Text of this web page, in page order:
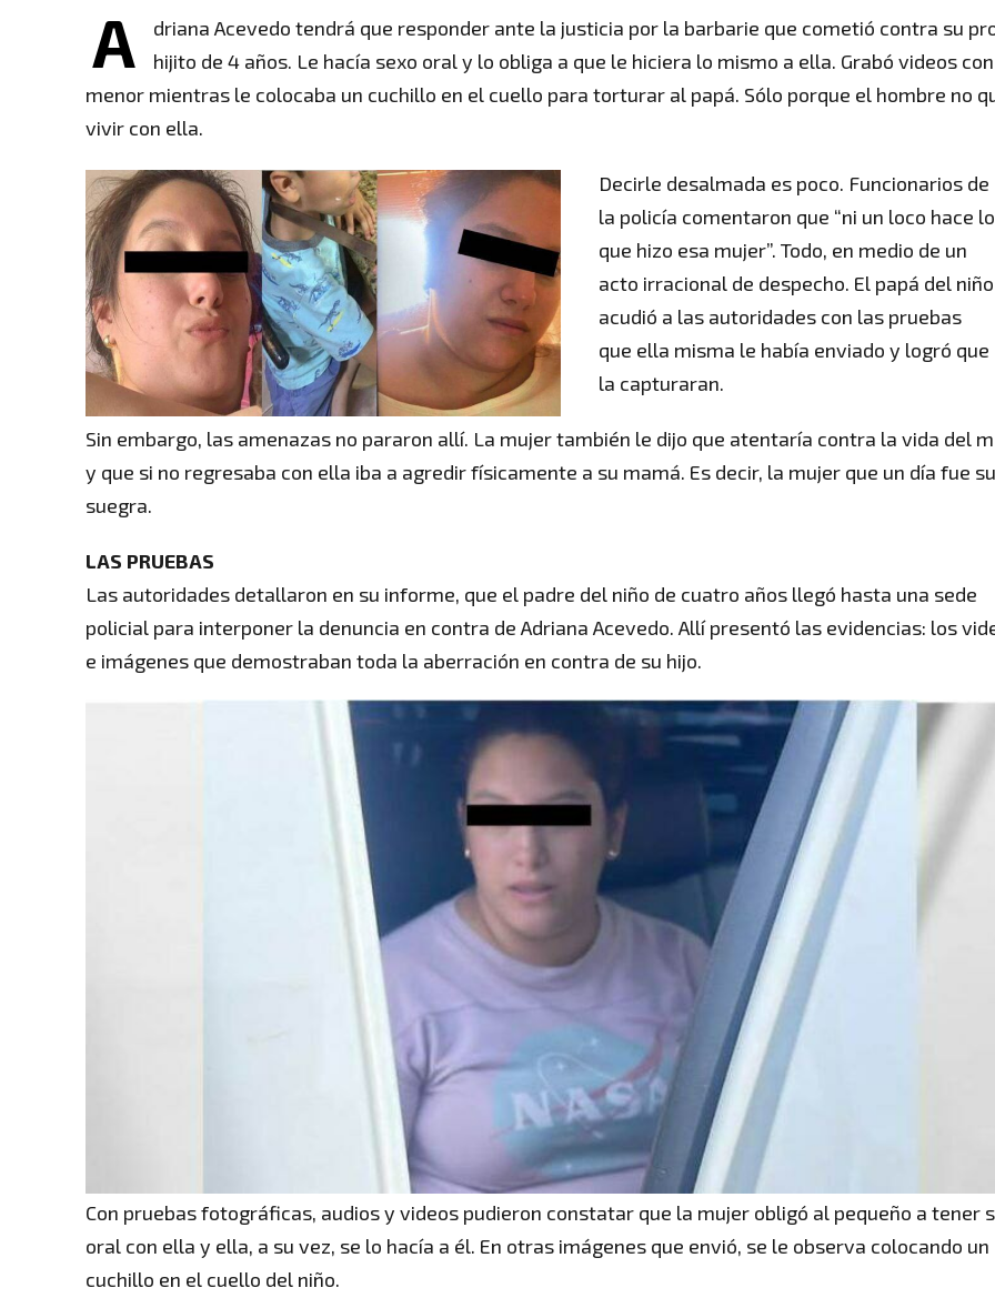
A
driana Acevedo tendrá que responder ante la justicia por la barbarie que cometió contra su
hijito de 4 años. Le hacía sexo oral y lo obliga a que le hiciera lo mismo a ella. Grabó videos
menor mientras le colocaba un cuchillo en el cuello para torturar al papá. Sólo porque el hombre no
vivir con ella.
Decirle desalmada es poco. Funcionarios de
la policía comentaron que “ni un loco hace lo
que hizo esa mujer”. Todo, en medio de un
acto irracional de despecho. El papá del niño
acudió a las autoridades con las pruebas
que ella misma le había enviado y logró que
la capturaran.
Sin embargo, las amenazas no pararon allí. La mujer también le dijo que atentaría contra la vida del
y que si no regresaba con ella iba a agredir físicamente a su mamá. Es decir, la mujer que un día fue su
suegra.
LAS PRUEBAS
Las autoridades detallaron en su informe, que el padre del niño de cuatro años llegó hasta una sede
policial para interponer la denuncia en contra de Adriana Acevedo. Allí presentó las evidencias: los
e imágenes que demostraban toda la aberración en contra de su hijo.
Con pruebas fotográficas, audios y videos pudieron constatar que la mujer obligó al pequeño a tener
oral con ella y ella, a su vez, se lo hacía a él. En otras imágenes que envió, se le observa colocando un
cuchillo en el cuello del niño.